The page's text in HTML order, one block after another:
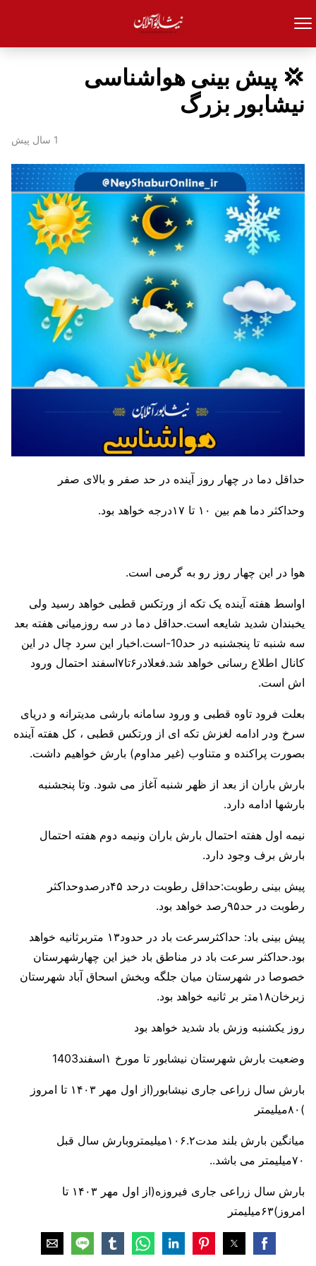
💢 پیش بینی هواشناسی
نیشابور بزرگ
1 سال پیش
حداقل دما در چهار روز آینده در حد صفر و بالای صفر
وحداکثر دما هم بین ۱۰ تا ۱۷درجه خواهد بود.
هوا در این چهار روز رو به گرمی است.
اواسط هفته آینده یک تکه از ورتکس قطبی خواهد رسید ولی
یخبندان شدید شایعه است.حداقل دما در سه روزمیانی هفته بعد
سه شنبه تا پنجشنبه در حد10-است.اخبار این سرد چال در این
کانال اطلاع رسانی خواهد شد.فعلادر۶تا۷اسفند احتمال ورود
اش است.
بعلت فرود تاوه قطبی و ورود سامانه بارشی مدیترانه و دریای
سرخ ودر ادامه لغزش تکه ای از ورتکس قطبی ، کل هفته آینده
بصورت پراکنده و متناوب (غیر مداوم) بارش خواهیم داشت.
بارش باران از بعد از ظهر شنبه آغاز می شود. وتا پنجشنبه
بارشها ادامه دارد.
نیمه اول هفته احتمال بارش باران ونیمه دوم هفته احتمال
بارش برف وجود دارد.
پیش بینی رطوبت:حداقل رطوبت درحد ۴۵درصدوحداکثر
رطوبت در حد۹۵رصد خواهد بود.
پیش بینی باد: حداکثرسرعت باد در حدود۱۳ متربرثانیه خواهد
بود.حداکثر سرعت باد در مناطق باد خیز این چهارشهرستان
خصوصا در شهرستان میان جلگه وبخش اسحاق آباد شهرستان
زبرخان۱۸متر بر ثانیه خواهد بود.
روز یکشنبه وزش باد شدید خواهد بود
وضعیت بارش شهرستان نیشابور تا مورخ ۱اسفند1403
بارش سال زراعی جاری نیشابور(از اول مهر ۱۴۰۳ تا امروز
)۸۰میلیمتر
میانگین بارش بلند مدت۱۰۶.۲میلیمتروبارش سال قبل
۷۰میلیمتر می باشد..
بارش سال زراعی جاری فیروزه(از اول مهر ۱۴۰۳ تا
امروز)۶۳میلیمتر